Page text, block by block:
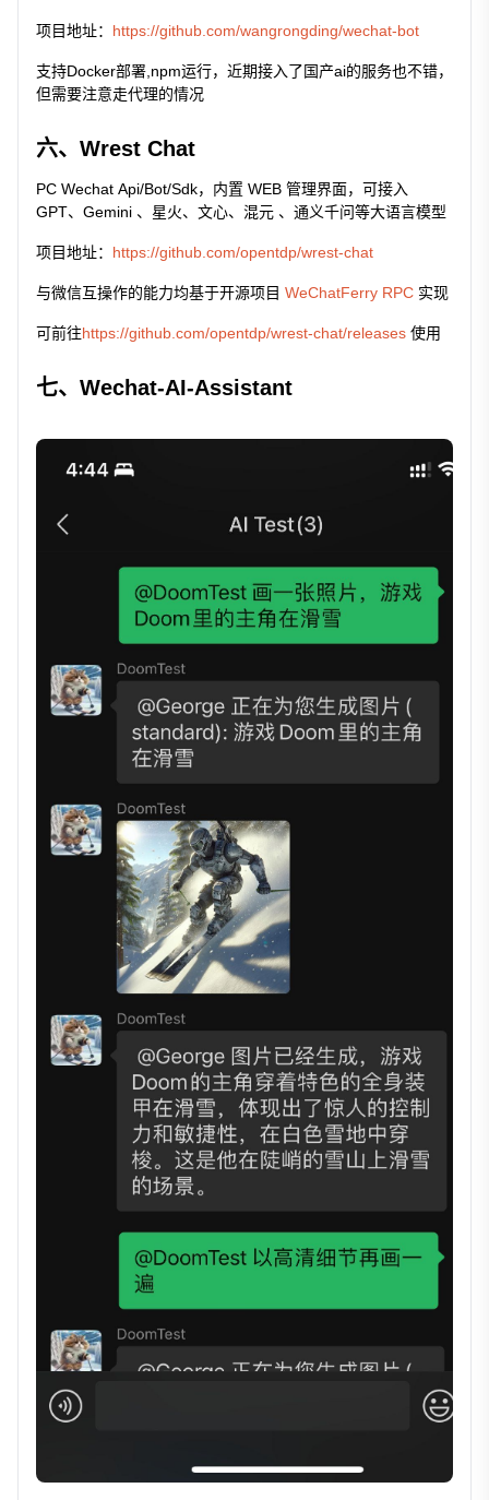
项目地址： https://github.com/wangrongding/wechat-bot
支持Docker部署,npm运行，近期接入了国产ai的服务也不错，
但需要注意走代理的情况
六、Wrest Chat
PC Wechat Api/Bot/Sdk，内置 WEB 管理界面，可接入
GPT、Gemini 、星火、文心、混元 、通义千问等大语言模型
项目地址： https://github.com/opentdp/wrest-chat
与微信互操作的能力均基于开源项目 WeChatFerry RPC 实现
可前往https://github.com/opentdp/wrest-chat/releases 使用
七、Wechat-AI-Assistant